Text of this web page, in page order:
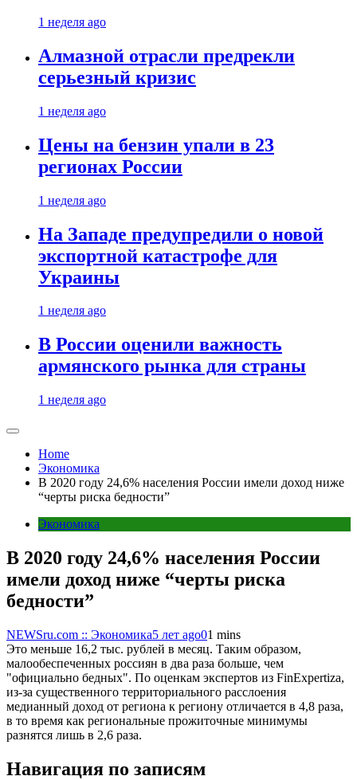
1 неделя ago
Алмазной отрасли предрекли
серьезный кризис
1 неделя ago
Цены на бензин упали в 23
регионах России
1 неделя ago
На Западе предупредили о новой
экспортной катастрофе для
Украины
1 неделя ago
В России оценили важность
армянского рынка для страны
1 неделя ago
Home
Экономика
В 2020 году 24,6% населения России имели доход ниже
“черты риска бедности”
Экономика
В 2020 году 24,6% населения России
имели доход ниже “черты риска
бедности”
NEWSru.com :: Экономика5 лет ago01 mins
Это меньше 16,2 тыс. рублей в месяц. Таким образом,
малообеспеченных россиян в два раза больше, чем
"официально бедных". По оценкам экспертов из FinExpertiza,
из-за существенного территориального расслоения
медианный доход от региона к региону отличается в 4,8 раза,
в то время как региональные прожиточные минимумы
разнятся лишь в 2,6 раза.
Навигация по записям